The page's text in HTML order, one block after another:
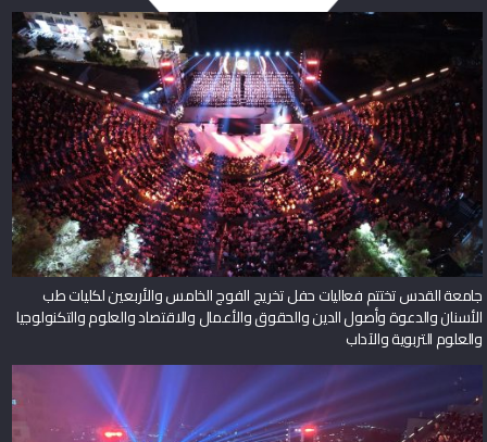
جامعة القدس تختتم فعاليات حفل تخريج الفوج الخامس والأربعين لكليات طب
الأسنان والدعوة وأصول الدين والحقوق والأعمال والاقتصاد والعلوم والتكنولوجيا
والعلوم التربوية والآداب